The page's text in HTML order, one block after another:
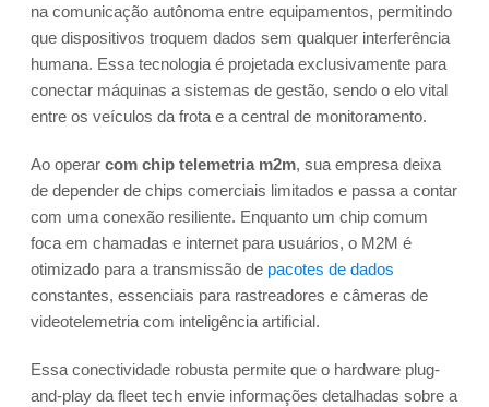
na comunicação autônoma entre equipamentos, permitindo
que dispositivos troquem dados sem qualquer interferência
humana. Essa tecnologia é projetada exclusivamente para
conectar máquinas a sistemas de gestão, sendo o elo vital
entre os veículos da frota e a central de monitoramento.
Ao operar com chip telemetria m2m, sua empresa deixa
de depender de chips comerciais limitados e passa a contar
com uma conexão resiliente. Enquanto um chip comum
foca em chamadas e internet para usuários, o M2M é
otimizado para a transmissão de pacotes de dados
constantes, essenciais para rastreadores e câmeras de
videotelemetria com inteligência artificial.
Essa conectividade robusta permite que o hardware plug-
and-play da fleet tech envie informações detalhadas sobre a